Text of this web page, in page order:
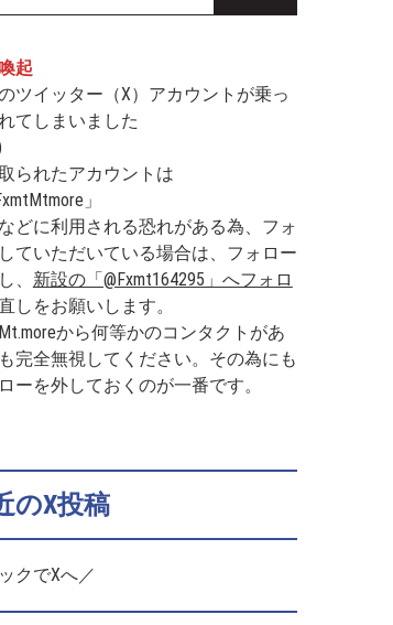
起
ツイッター（X）アカウントが乗っ
てしまいました
られたアカウントは
」
どに利用される恐れがある為、フォ
ていただいている場合は、フォロー
、 新設の「@Fxmt164295」へフォロ
しをお願いします。
から何等かのコンタクトがあ
完全無視してください。その為にも
ーを外しておくのが一番です。
のX投稿
クでXへ／